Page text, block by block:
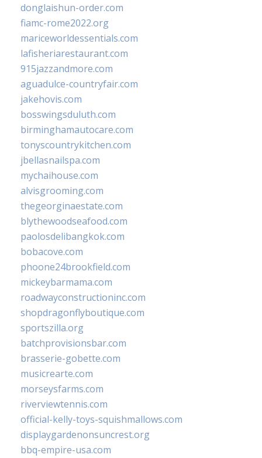
donglaishun-order.com
fiamc-rome2022.org
mariceworldessentials.com
lafisheriarestaurant.com
915jazzandmore.com
aguadulce-countryfair.com
jakehovis.com
bosswingsduluth.com
birminghamautocare.com
tonyscountrykitchen.com
jbellasnailspa.com
mychaihouse.com
alvisgrooming.com
thegeorginaestate.com
blythewoodseafood.com
paolosdelibangkok.com
bobacove.com
phoone24brookfield.com
mickeybarmama.com
roadwayconstructioninc.com
shopdragonflyboutique.com
sportszilla.org
batchprovisionsbar.com
brasserie-gobette.com
musicrearte.com
morseysfarms.com
riverviewtennis.com
official-kelly-toys-squishmallows.com
displaygardenonsuncrest.org
bbq-empire-usa.com